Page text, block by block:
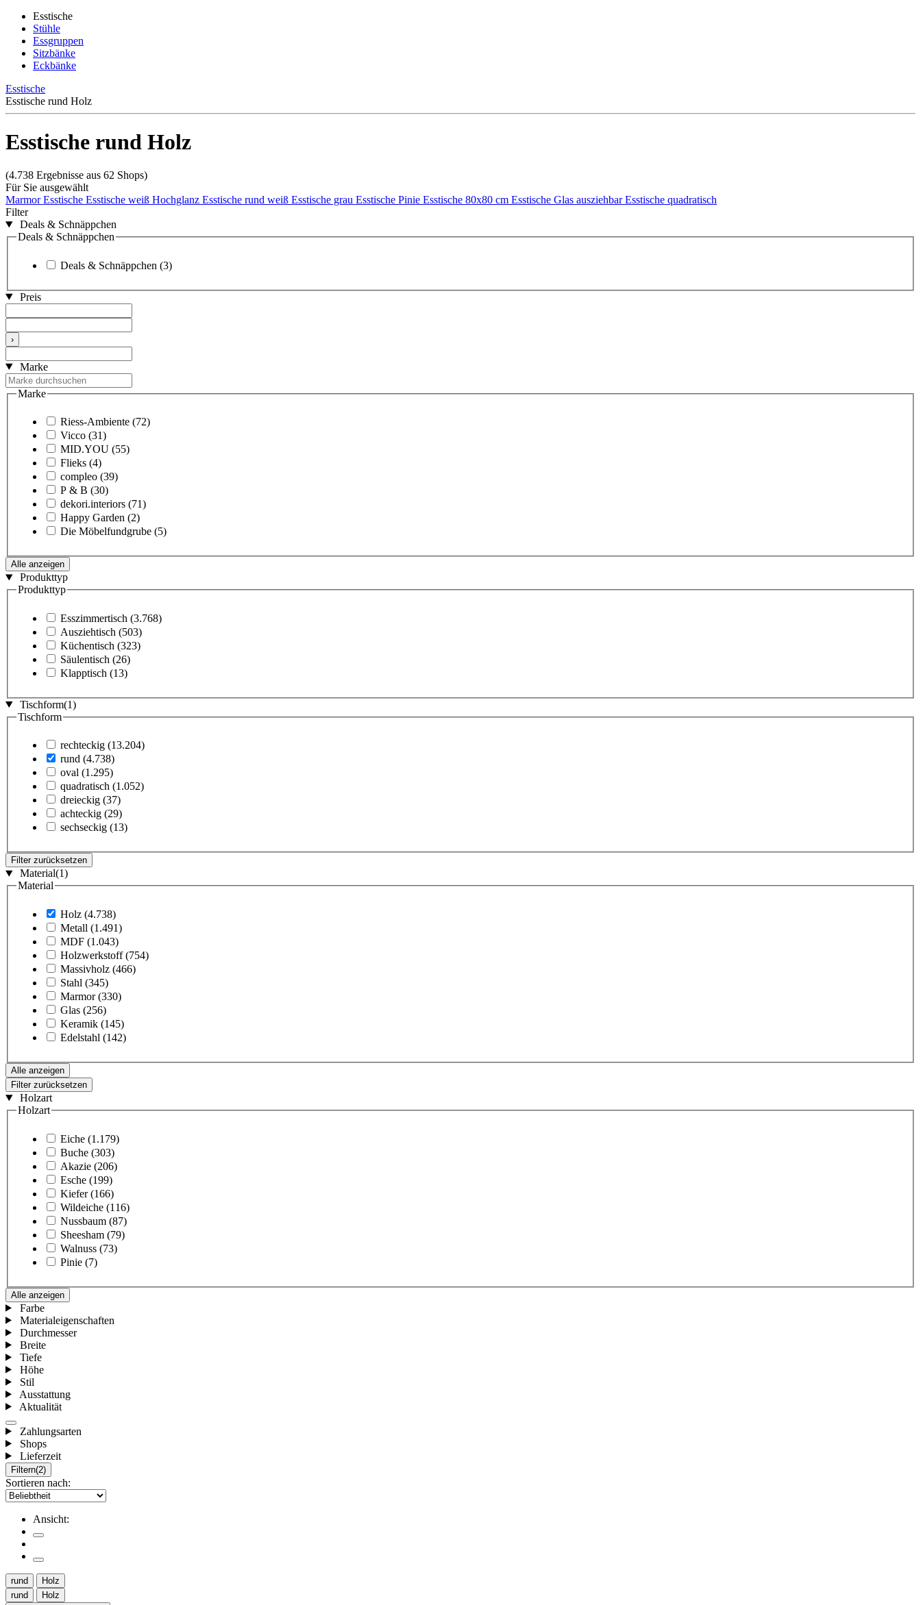
Esstische
Stühle
Essgruppen
Sitzbänke
Eckbänke
Esstische
Esstische rund Holz
Esstische rund Holz
(4.738 Ergebnisse aus 62 Shops)
Für Sie ausgewählt
Marmor Esstische Esstische weiß Hochglanz Esstische rund weiß Esstische grau Esstische Pinie Esstische 80x80 cm Esstische Glas ausziehbarEsstische quadratisch
Filter
Deals & Schnäppchen
Deals & Schnäppchen
Deals & Schnäppchen (3)
Preis
›
Marke
Marke
Riess-Ambiente (72)
Vicco (31)
MID.YOU (55)
Flieks (4)
compleo (39)
P & B (30)
dekori.interiors (71)
Happy Garden (2)
Die Möbelfundgrube (5)
Alle anzeigen
Produkttyp
Produkttyp
Esszimmertisch (3.768)
Ausziehtisch (503)
Küchentisch (323)
Säulentisch (26)
Klapptisch (13)
Tischform(1)
Tischform
rechteckig (13.204)
rund (4.738)
oval (1.295)
quadratisch (1.052)
dreieckig (37)
achteckig (29)
sechseckig (13)
Filter zurücksetzen
Material(1)
Material
Holz (4.738)
Metall (1.491)
MDF (1.043)
Holzwerkstoff (754)
Massivholz (466)
Stahl (345)
Marmor (330)
Glas (256)
Keramik (145)
Edelstahl (142)
Alle anzeigen
Filter zurücksetzen
Holzart
Holzart
Eiche (1.179)
Buche (303)
Akazie (206)
Esche (199)
Kiefer (166)
Wildeiche (116)
Nussbaum (87)
Sheesham (79)
Walnuss (73)
Pinie (7)
Alle anzeigen
Farbe
Materialeigenschaften
Durchmesser
Breite
Tiefe
Höhe
Stil
Ausstattung
Aktualität
Zahlungsarten
Shops
Lieferzeit
Filtern(2)
Sortieren nach:
Ansicht:
rund
Holz
rund
Holz